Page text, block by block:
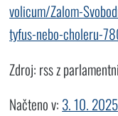
volicum/Zalom-
tyfus-nebo-choleru-
Zdroj: rss z
Načteno v: 3. 10. 2025